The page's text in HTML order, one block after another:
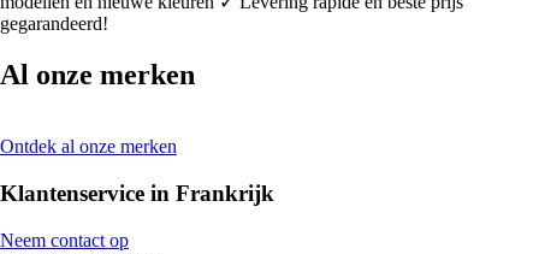
gegarandeerd!
Al onze merken
Ontdek al onze merken
Klantenservice in Frankrijk
Neem contact op